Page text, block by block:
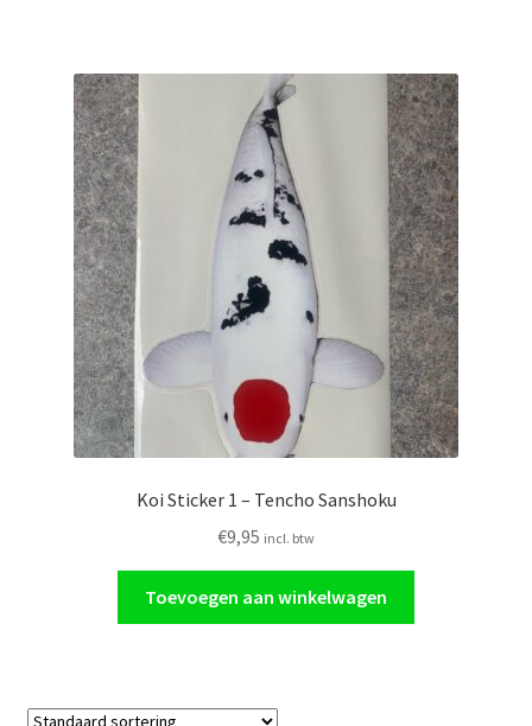
Koi Sticker 1 – Tencho Sanshoku
€9,95 incl. btw
Toevoegen aan winkelwagen